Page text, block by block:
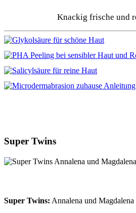
Knackig frische und
Super Twins
Super Twins: Annalena und Magdalena